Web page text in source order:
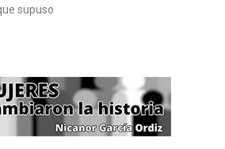
supuso